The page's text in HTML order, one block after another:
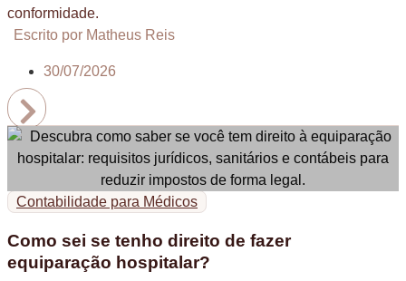
conformidade.
Escrito por Matheus Reis
30/07/2026
Contabilidade para Médicos
Como sei se tenho direito de fazer
equiparação hospitalar?